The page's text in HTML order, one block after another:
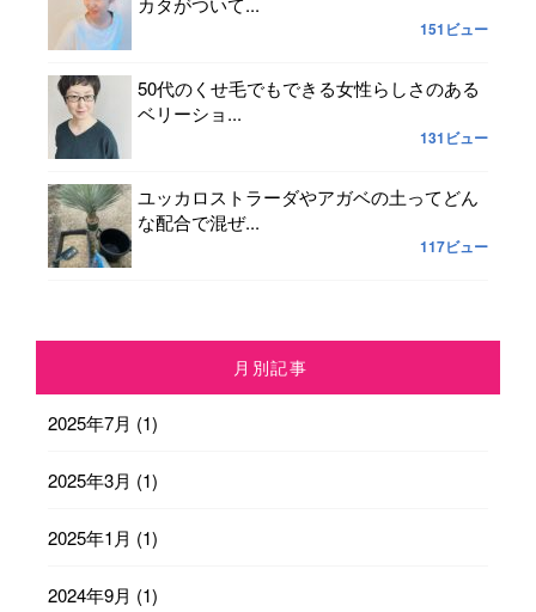
151ビュー
50代のくせ毛でもできる女性らしさのある
ベリーショ...
131ビュー
ユッカロストラーダやアガベの土ってどん
な配合で混ぜ...
117ビュー
月別記事
2025年7月 (1)
2025年3月 (1)
2025年1月 (1)
2024年9月 (1)